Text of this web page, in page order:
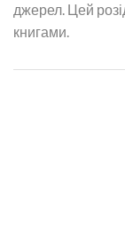
джерел. Цей
книгами.